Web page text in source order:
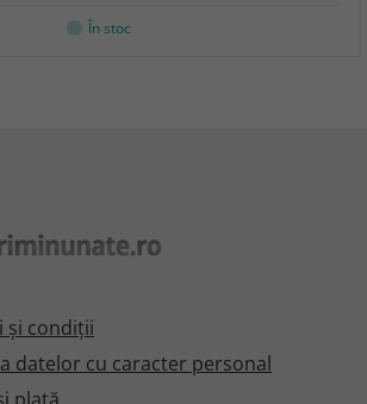
În stoc
şi condiţii
datelor cu caracter personal